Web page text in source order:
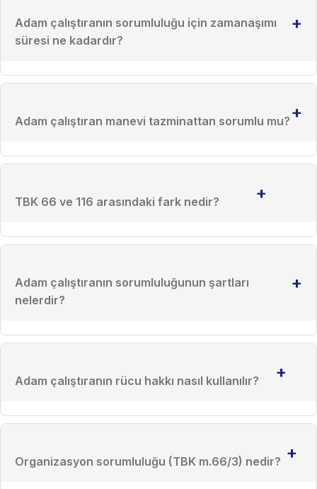
Adam çalıştıranın sorumluluğu için zamanaşımı
süresi ne kadardır?
+
Adam çalıştıran manevi tazminattan sorumlu mu? +
TBK 66 ve 116 arasındaki fark nedir? +
Adam çalıştıranın sorumluluğunun şartları
nelerdir?
+
Adam çalıştıranın rücu hakkı nasıl kullanılır? +
Organizasyon sorumluluğu (TBK m.66/3) nedir? +